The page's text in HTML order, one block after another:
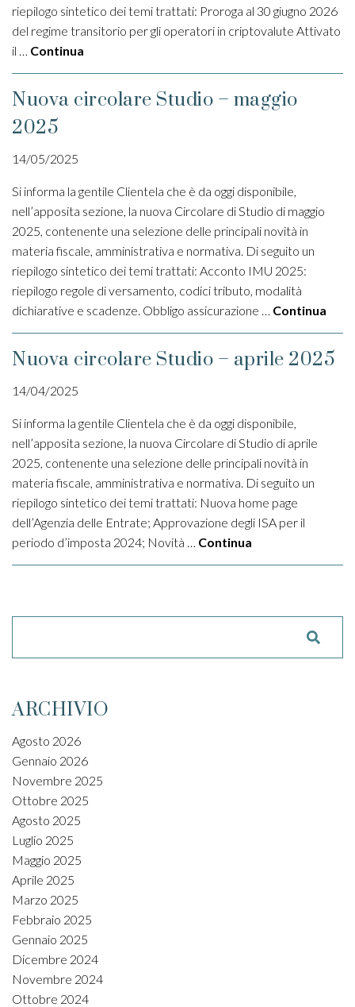
riepilogo sintetico dei temi trattati: Proroga al 30 giugno 2026
del regime transitorio per gli operatori in criptovalute Attivato
il … Continua
Nuova circolare Studio – maggio
2025
14/05/2025
Si informa la gentile Clientela che è da oggi disponibile,
nell’apposita sezione, la nuova Circolare di Studio di maggio
2025, contenente una selezione delle principali novità in
materia fiscale, amministrativa e normativa. Di seguito un
riepilogo sintetico dei temi trattati: Acconto IMU 2025:
riepilogo regole di versamento, codici tributo, modalità
dichiarative e scadenze. Obbligo assicurazione … Continua
Nuova circolare Studio – aprile 2025
14/04/2025
Si informa la gentile Clientela che è da oggi disponibile,
nell’apposita sezione, la nuova Circolare di Studio di aprile
2025, contenente una selezione delle principali novità in
materia fiscale, amministrativa e normativa. Di seguito un
riepilogo sintetico dei temi trattati: Nuova home page
dell’Agenzia delle Entrate; Approvazione degli ISA per il
periodo d’imposta 2024; Novità … Continua
ARCHIVIO
Agosto 2026
Gennaio 2026
Novembre 2025
Ottobre 2025
Agosto 2025
Luglio 2025
Maggio 2025
Aprile 2025
Marzo 2025
Febbraio 2025
Gennaio 2025
Dicembre 2024
Novembre 2024
Ottobre 2024